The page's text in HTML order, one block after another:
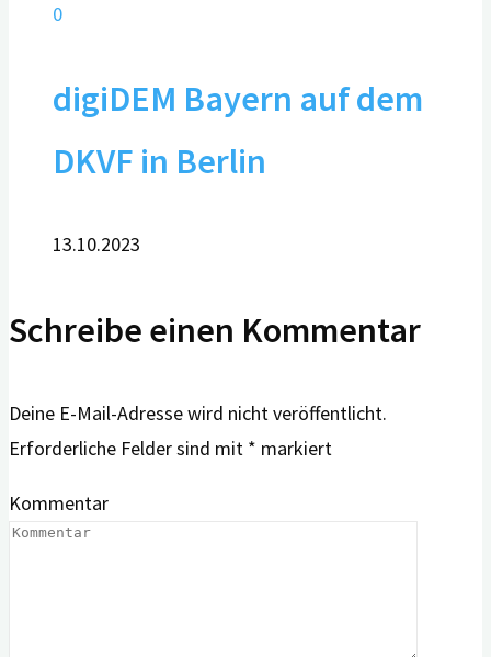
0
digiDEM Bayern auf dem
DKVF in Berlin
13.10.2023
Schreibe einen Kommentar
Deine E-Mail-Adresse wird nicht veröffentlicht.
Erforderliche Felder sind mit * markiert
Kommentar